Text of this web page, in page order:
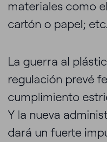
materiales como
cartón o papel; etc.
La guerra al
regulación prevé
cumplimiento
Y la nueva
dará un fuerte